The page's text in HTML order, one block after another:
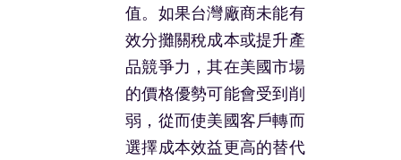
值。如果台灣廠商未能有
效分攤關稅成本或提升產
品競爭力，其在美國市場
的價格優勢可能會受到削
弱，從而使美國客戶轉而
選擇成本效益更高的替代